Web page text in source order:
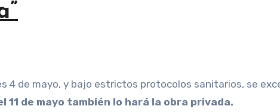
11 de mayo también lo hará la obra privada.